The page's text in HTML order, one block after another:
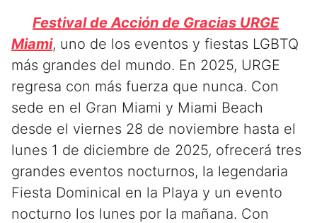
Festival de Acción de Gracias URGE
Miami, uno de los eventos y fiestas LGBTQ
más grandes del mundo. En 2025, URGE
regresa con más fuerza que nunca. Con
sede en el Gran Miami y Miami Beach
desde el viernes 28 de noviembre hasta el
lunes 1 de diciembre de 2025, ofrecerá tres
grandes eventos nocturnos, la legendaria
Fiesta Dominical en la Playa y un evento
nocturno los lunes por la mañana. Con